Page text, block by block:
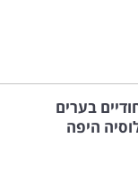
בערים
היפה